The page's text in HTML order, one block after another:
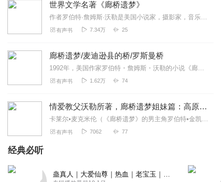
世界文学名著《廊桥遗梦》
作者罗伯特·詹姆斯·沃勒是美国小说家，摄影家，音乐家，代表作《廊桥遗梦》位居1993年畅销书排行榜榜首。打动全球6000万读者的浪漫之作生活结为茧壳爱情仍在...
有声书 7.34万 25
廊桥遗梦/麦迪逊县的桥/罗斯曼桥
1992年，美国作家罗伯特・詹姆斯・沃勒的小说《廊桥遗梦》出版后迅速席卷全球，仅用一年时间就创下千万册销量，连续80周占据《纽约时报》畅销书榜榜首。这部以爱...
有声书 1.62万 74
情爱教父沃勒所著，廊桥遗梦姐妹篇：高原上的探戈
卡莱尔•麦克米伦（《廊桥遗梦》的男主角罗伯特•金凯之子）延续着父亲流浪的脚步，孤身来到荒芜的高原小镇，在神秘圣地狼丘附近买下一块荒芜的土地，造了一栋堪称经典建筑...
有声书 7062 77
经典必听